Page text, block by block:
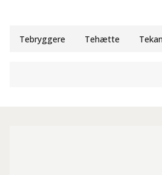
Tebryggere Tehætte